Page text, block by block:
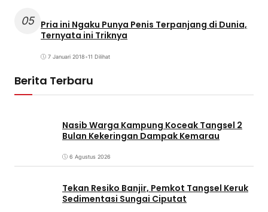
05 Pria ini Ngaku Punya Penis Terpanjang di Dunia,
Ternyata ini Triknya
7 Januari 2018•11 Dilihat
Berita Terbaru
Nasib Warga Kampung Koceak Tangsel 2
Bulan Kekeringan Dampak Kemarau
6 Agustus 2026
Tekan Resiko Banjir, Pemkot Tangsel Keruk
Sedimentasi Sungai Ciputat